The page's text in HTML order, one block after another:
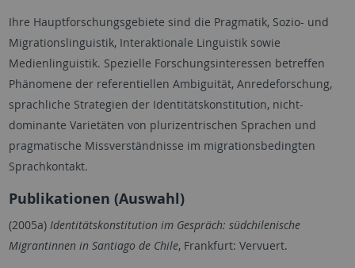
Ihre Hauptforschungsgebiete sind die Pragmatik, Sozio- und
Migrationslinguistik, Interaktionale Linguistik sowie
Medienlinguistik. Spezielle Forschungsinteressen betreffen
Phänomene der referentiellen Ambiguität, Anredeforschung,
sprachliche Strategien der Identitätskonstitution, nicht-
dominante Varietäten von plurizentrischen Sprachen und
pragmatische Missverständnisse im migrationsbedingten
Sprachkontakt.
Publikationen (Auswahl)
(2005a) Identitätskonstitution im Gespräch: südchilenische
Migrantinnen in Santiago de Chile, Frankfurt: Vervuert.